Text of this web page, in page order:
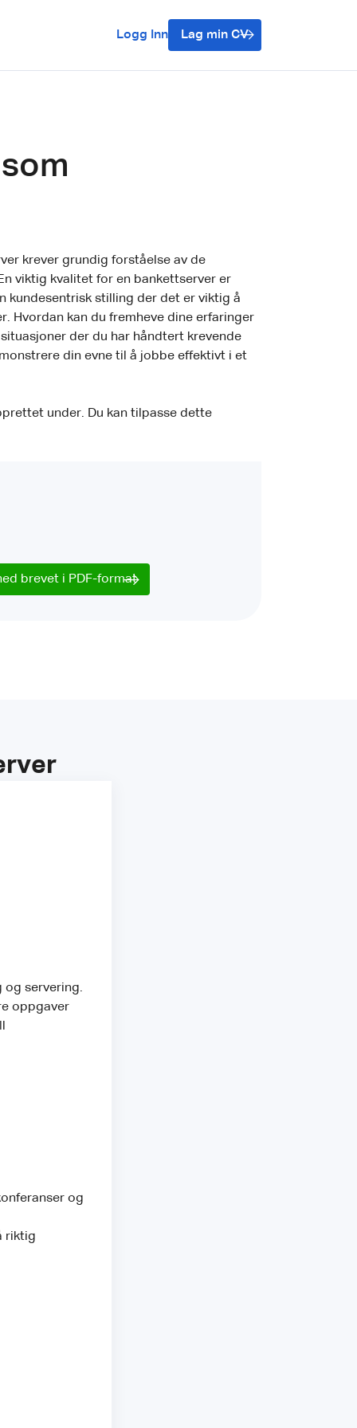
Logg Inn Lag min CV
krever grundig forståelse av de
viktig kvalitet for en bankettserver er
kundesentrisk stilling der det er viktig å
Hvordan kan du fremheve dine erfaringer
der du har håndtert krevende
din evne til å jobbe effektivt i et
under. Du kan tilpasse dette
brevet i PDF-format
og servering.
oppgaver
og
riktig